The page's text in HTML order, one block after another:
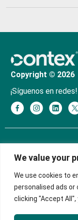
We value your
We use cookies to
personalised ads or
clicking "Accept
Copyright © 2026
¡Síguenos en redes!
Política de
Política de
Manual de